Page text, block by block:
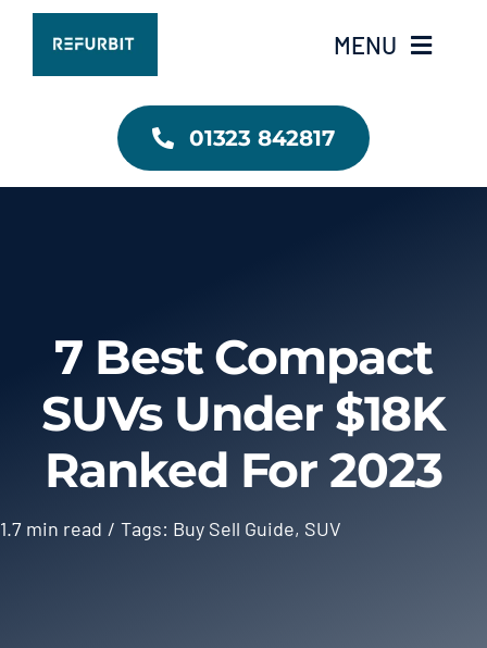
Skip
content
MENU
RefurbIT Home
Contact Us
01323 842817
7 Best Compact
SUVs Under $18K
Ranked For 2023
1.7 min read / Tags: Buy Sell Guide, SUV